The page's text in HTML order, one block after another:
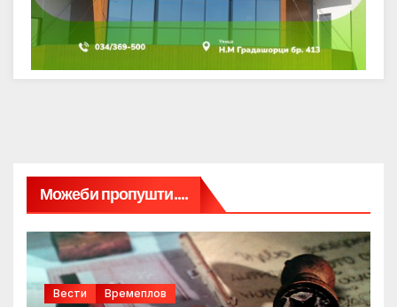
Можеби пропушти....
Вести Времеплов